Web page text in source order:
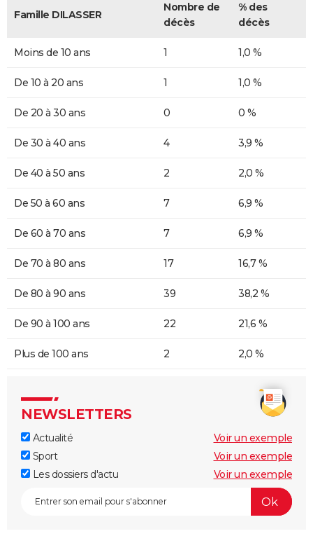
Famille DILASSER
Nombre de
décès
% des
décès
Moins de 10 ans 1 1,0 %
De 10 à 20 ans 1 1,0 %
De 20 à 30 ans 0 0 %
De 30 à 40 ans 4 3,9 %
De 40 à 50 ans 2 2,0 %
De 50 à 60 ans 7 6,9 %
De 60 à 70 ans 7 6,9 %
De 70 à 80 ans 17 16,7 %
De 80 à 90 ans 39 38,2 %
De 90 à 100 ans 22 21,6 %
Plus de 100 ans 2 2,0 %
NEWSLETTERS
Actualité
Voir un exemple
Sport
Voir un exemple
Les dossiers d'actu
Voir un exemple